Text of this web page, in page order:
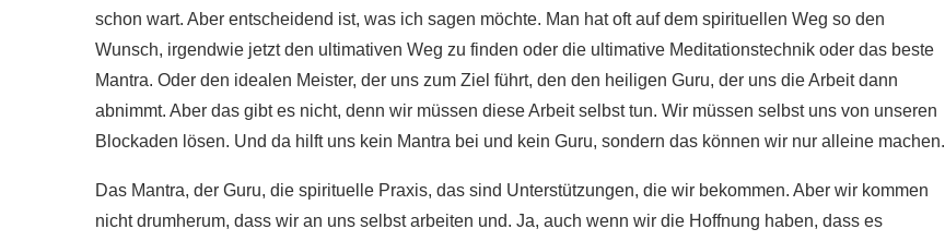
schon wart. Aber entscheidend ist, was ich sagen möchte. Man hat oft auf dem spirituellen Weg so den
Wunsch, irgendwie jetzt den ultimativen Weg zu finden oder die ultimative Meditationstechnik oder das beste
Mantra. Oder den idealen Meister, der uns zum Ziel führt, den den heiligen Guru, der uns die Arbeit dann
abnimmt. Aber das gibt es nicht, denn wir müssen diese Arbeit selbst tun. Wir müssen selbst uns von unseren
Blockaden lösen. Und da hilft uns kein Mantra bei und kein Guru, sondern das können wir nur alleine machen.
Das Mantra, der Guru, die spirituelle Praxis, das sind Unterstützungen, die wir bekommen. Aber wir kommen
nicht drumherum, dass wir an uns selbst arbeiten und. Ja, auch wenn wir die Hoffnung haben, dass es